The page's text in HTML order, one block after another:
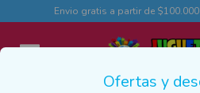
Envio gratis a partir de
Ofertas y